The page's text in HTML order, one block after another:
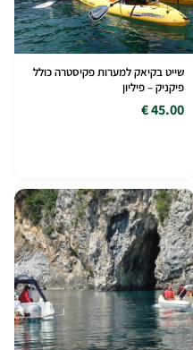
שייט בקיאק למערות פקיסטרה כולל
פיקניק – פיליון
45.00 €